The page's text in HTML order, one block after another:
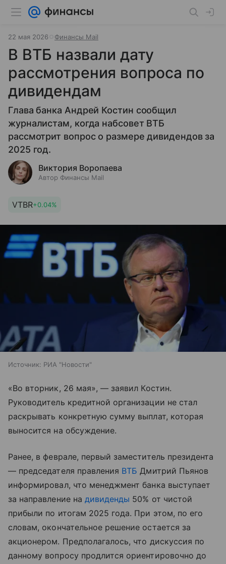
22 мая 2026 Финансы Mail
В ВТБ назвали дату
рассмотрения вопроса по
дивидендам
Глава банка Андрей Костин сообщил
журналистам, когда набсовет ВТБ
рассмотрит вопрос о размере дивидендов за
2025 год.
Виктория Воропаева
Автор Финансы Mail
VTBR+0.04%
Источник: РИА "Новости"
«Во вторник, 26 мая», — заявил Костин.
Руководитель кредитной организации не стал
раскрывать конкретную сумму выплат, которая
выносится на обсуждение.
Ранее, в феврале, первый заместитель президента
— председателя правления ВТБ Дмитрий Пьянов
информировал, что менеджмент банка выступает
за направление на дивиденды 50% от чистой
прибыли по итогам 2025 года. При этом, по его
словам, окончательное решение остается за
акционером. Предполагалось, что дискуссия по
данному вопросу продлится ориентировочно до